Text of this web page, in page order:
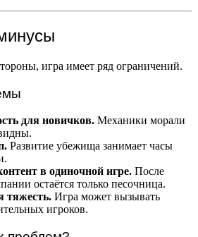
игра имеет ряд ограничений.
для новичков. Механики морали
Развитие убежища занимает часы
в одиночной игре. После
остаётся только песочница.
тяжесть. Игра может вызывать
игроков.